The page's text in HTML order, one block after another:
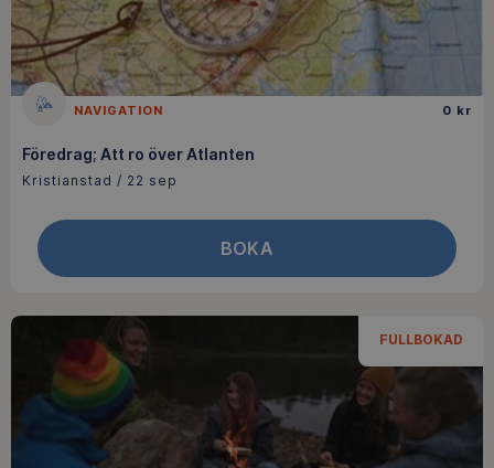
NAVIGATION 0 kr
Föredrag; Att ro över Atlanten
Kristianstad / 22 sep
BOKA
FULLBOKAD